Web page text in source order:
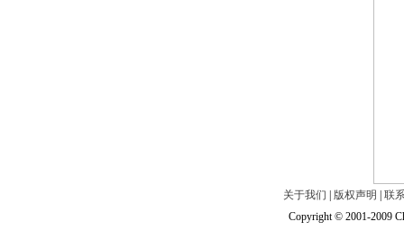
关于我们 版权声明
联
Copyright © 2001-2009